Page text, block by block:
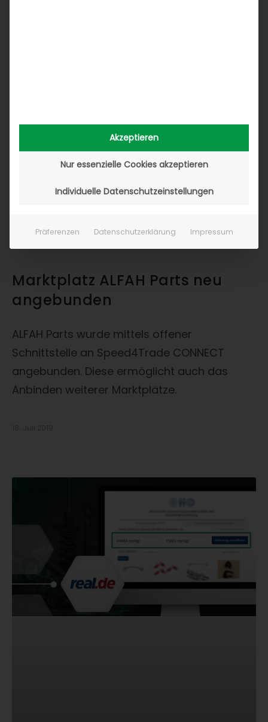
Marktplatz ALFAH Parts neu
angebunden
ALFAH Parts wurde mittels offener
Schnittstelle an Speed4Trade CONNECT
angebunden. Diese ermöglicht auch das
Anbinden weiterer Marktplätze.
Akzeptieren
Nur essenzielle Cookies akzeptieren
Individuelle Datenschutzeinstellungen
Präferenzen Datenschutzerklärung Impressum